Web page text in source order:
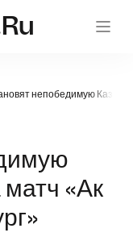
непобедимую
матч «Ак